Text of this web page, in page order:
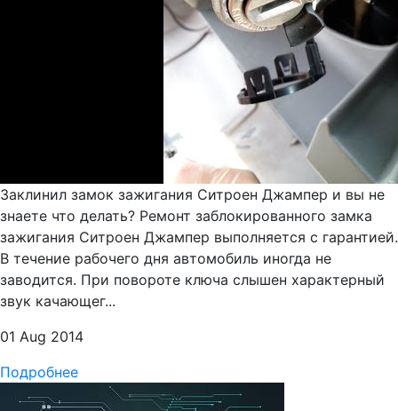
Заклинил замок зажигания Ситроен Джампер и вы не
знаете что делать? Ремонт заблокированного замка
зажигания Ситроен Джампер выполняется с гарантией.
В течение рабочего дня автомобиль иногда не
заводится. При повороте ключа слышен характерный
звук качающег...
01 Aug 2014
Подробнее